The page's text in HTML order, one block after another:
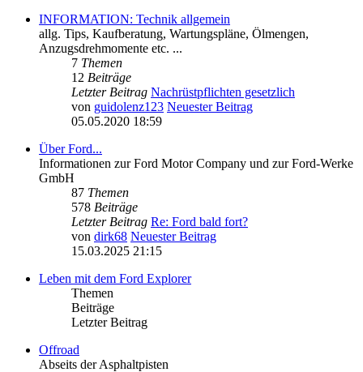
INFORMATION: Technik allgemein
allg. Tips, Kaufberatung, Wartungspläne, Ölmengen,
Anzugsdrehmomente etc. ...
7 Themen
12 Beiträge
Letzter Beitrag Nachrüstpflichten gesetzlich
von guidolenz123 Neuester Beitrag
05.05.2020 18:59
Über Ford...
Informationen zur Ford Motor Company und zur Ford-Werke
GmbH
87 Themen
578 Beiträge
Letzter Beitrag Re: Ford bald fort?
von dirk68 Neuester Beitrag
15.03.2025 21:15
Leben mit dem Ford Explorer
Themen
Beiträge
Letzter Beitrag
Offroad
Abseits der Asphaltpisten